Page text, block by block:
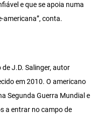
e que se apoia numa
conta.
J.D. Salinger, autor
em 2010. O americano
Segunda Guerra Mundial e
a entrar no campo de